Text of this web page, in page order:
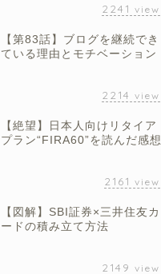
2241 view
【第83話】ブログを継続でき
ている理由とモチベーション
2214 view
【絶望】日本人向けリタイア
プラン“FIRA60”を読んだ感想
2161 view
【図解】SBI証券×三井住友カ
ードの積み立て方法
2149 view